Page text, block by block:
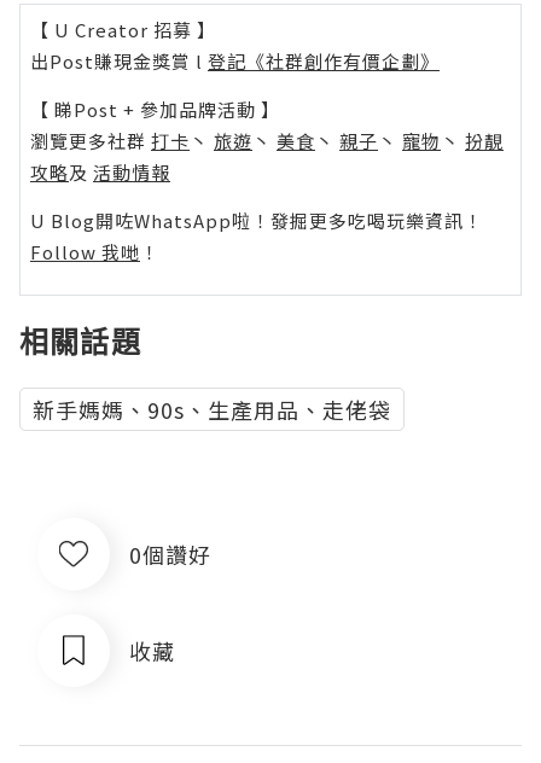
【 U Creator 招募 】
出Post賺現金獎賞 l 登記《社群創作有價企劃》
【 睇Post + 參加品牌活動 】
瀏覽更多社群 打卡 丶 旅遊 丶 美食 丶 親子 丶 寵物 丶 扮靚
攻略及 活動情報
U Blog開咗WhatsApp啦！發掘更多吃喝玩樂資訊！
Follow 我哋 ！
相關話題
新手媽媽、90s、生產用品、走佬袋
0個讚好
收藏